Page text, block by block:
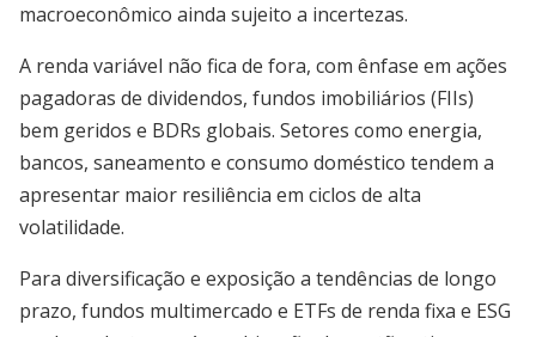
macroeconômico ainda sujeito a incertezas.
A renda variável não fica de fora, com ênfase em ações
pagadoras de dividendos, fundos imobiliários (FIIs)
bem geridos e BDRs globais. Setores como energia,
bancos, saneamento e consumo doméstico tendem a
apresentar maior resiliência em ciclos de alta
volatilidade.
Para diversificação e exposição a tendências de longo
prazo, fundos multimercado e ETFs de renda fixa e ESG